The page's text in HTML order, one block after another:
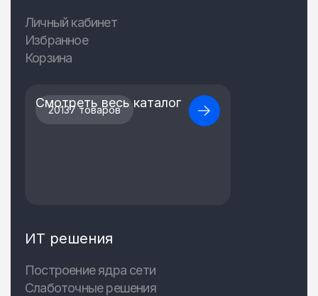
Личный кабинет
Избранное
Корзина
20137 товаров
Смотреть весь каталог
ИТ решения
Построение ядра сети
Слаботочные решения